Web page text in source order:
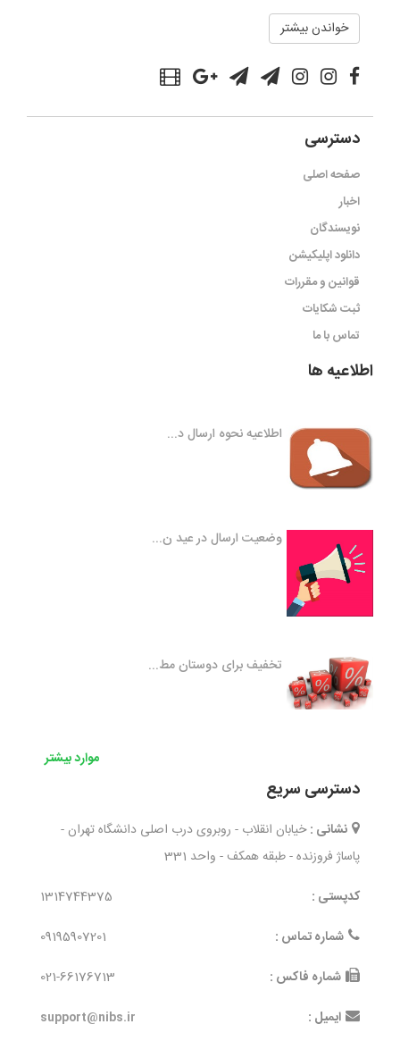
خواندن بیشتر
دسترسی
صفحه اصلی
اخبار
نویسندگان
دانلود اپلیکیشن
قوانین و مقررات
ثبت شکایات
تماس با ما
اطلاعیه ها
اطلاعیه نحوه ارسال د...
وضعیت ارسال در عید ن...
تخفیف برای دوستان مط...
موارد بیشتر
دسترسی سریع
نشانی : خیابان انقلاب - روبروی درب اصلی دانشگاه تهران -
پاساژ فروزنده - طبقه همکف - واحد 331
کدپستی :
1314744375
شماره تماس :
09195907201
شماره فاکس :
021-66176713
ایمیل :
support@nibs.ir